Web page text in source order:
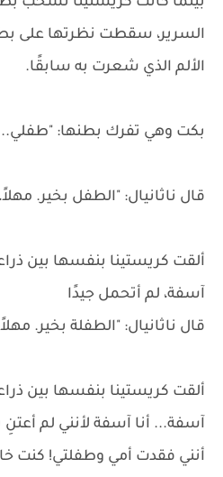
السرير، سقطت نظرتها على
الألم الذي شعرت به سابقًا.
بكت وهي تفرك بطنها:
قال ناثانيال: "الطفل بخير.
ألقت كريستينا بنفسها بين
آسفة، لم أتحمل جيدًا
قال ناثانيال: "الطفلة بخير.
ألقت كريستينا بنفسها بين
آسفة... أنا آسفة لأنني لم
أنني فقدت أمي وطفلتي! كنت